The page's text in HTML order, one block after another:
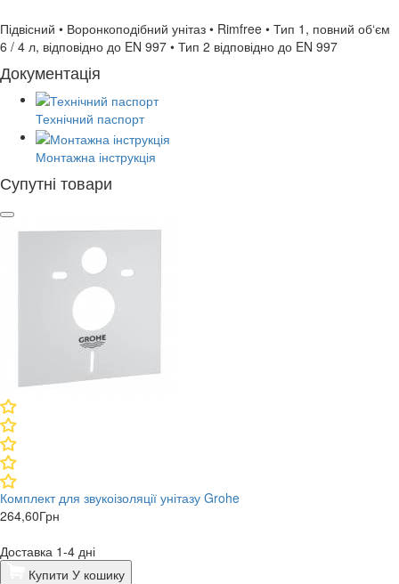
Підвісний • Воронкоподібний унітаз • Rimfree • Тип 1, повний об‘єм
6 / 4 л, відповідно до EN 997 • Тип 2 відповідно до EN 997
Документація
Технічний паспорт
Монтажна інструкція
Супутні товари
Комплект для звукоізоляції унітазу Grohe
264,60Грн
Доставка 1-4 дні
Купити У кошику